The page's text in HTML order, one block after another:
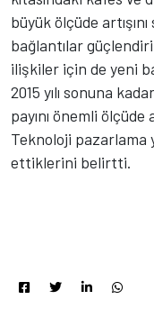
büyük ölçüde
bağlantılar
ilişkiler için de yeni
2015 yılı sonuna
payını önemli
Teknoloji pazarlama
ettiklerini belirtti.